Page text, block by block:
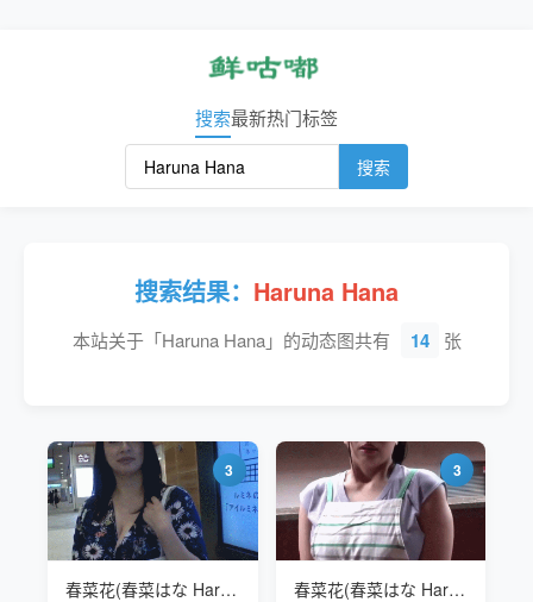
搜索最新热门标签
搜索
搜索结果： Haruna Hana
本站关于「Haruna Hana」的动态图共有 14 张
3
春菜花(春菜はな Haruna Hana) ARA-392 K罩杯
3
春菜花(春菜はな Haruna Hana) NKKD-179 家政服务